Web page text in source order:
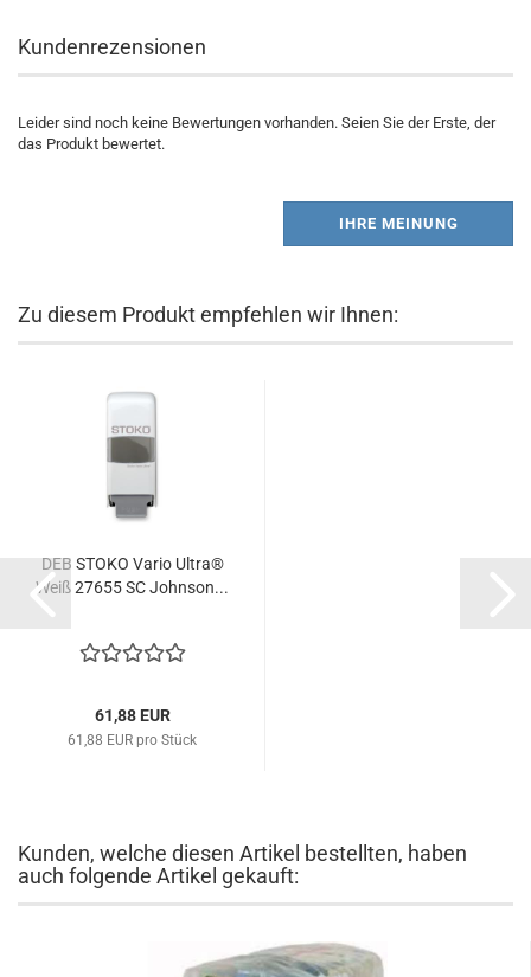
Kundenrezensionen
Leider sind noch keine Bewertungen vorhanden. Seien Sie der Erste, der
das Produkt bewertet.
IHRE MEINUNG
Zu diesem Produkt empfehlen wir Ihnen:
DEB STOKO Vario Ultra®
Weiß 27655 SC Johnson...
61,88 EUR
61,88 EUR pro Stück
Kunden, welche diesen Artikel bestellten, haben
auch folgende Artikel gekauft: